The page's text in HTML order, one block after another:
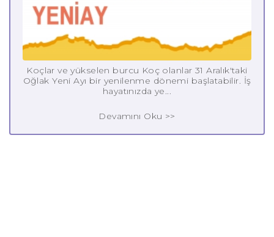
Koçlar ve yükselen burcu Koç olanlar 31 Aralık'taki
Oğlak Yeni Ayı bir yenilenme dönemi başlatabilir. İş
hayatınızda ye...
Devamını Oku >>